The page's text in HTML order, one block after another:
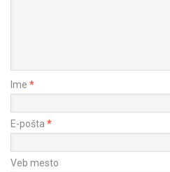
Ime *
E-pošta *
Veb mesto